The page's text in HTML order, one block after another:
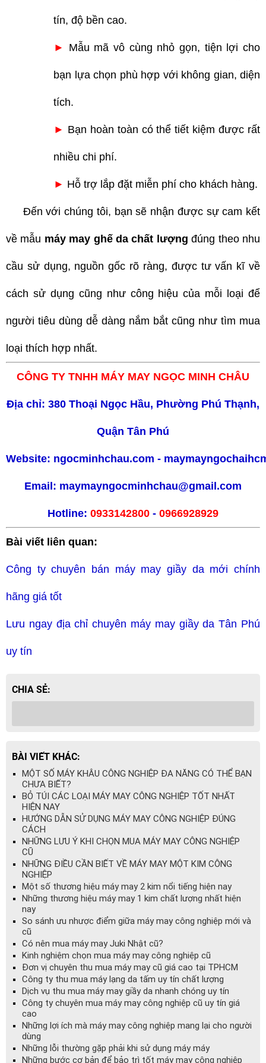
tín, độ bền cao.
► Mẫu mã vô cùng nhỏ gọn, tiện lợi cho
bạn lựa chọn phù hợp với không gian, diện
tích.
► Bạn hoàn toàn có thể tiết kiệm được rất
nhiều chi phí.
► Hỗ trợ lắp đặt miễn phí cho khách hàng.
Đến với chúng tôi, bạn sẽ nhận được sự cam kết
về mẫu máy may ghế da chất lượng đúng theo nhu
cầu sử dụng, nguồn gốc rõ ràng, được tư vấn kĩ về
cách sử dụng cũng như công hiệu của mỗi loại để
người tiêu dùng dễ dàng nắm bắt cũng như tìm mua
loại thích hợp nhất.
CÔNG TY TNHH MÁY MAY NGỌC MINH CHÂU
Địa chỉ: 380 Thoại Ngọc Hầu, Phường Phú Thạnh,
Quận Tân Phú
Website: ngocminhchau.com -
Email: maymayngocminhchau@gmail.com
Hotline: 0933142800 - 0966928929
Bài viết liên quan:
Công ty chuyên bán máy may giầy da mới chính
hãng giá tốt
Lưu ngay địa chỉ chuyên máy may giầy da Tân Phú
uy tín
CHIA SẺ:
BÀI VIẾT KHÁC:
MỘT SỐ MÁY KHÂU CÔNG NGHIỆP ĐA NĂNG CÓ THỂ BẠN
CHƯA BIẾT?
BỎ TÚI CÁC LOẠI MÁY MAY CÔNG NGHIỆP TỐT NHẤT
HIỆN NAY
HƯỚNG DẪN SỬ DỤNG MÁY MAY CÔNG NGHIỆP ĐÚNG
CÁCH
NHỮNG LƯU Ý KHI CHỌN MUA MÁY MAY CÔNG NGHIỆP
CŨ
NHỮNG ĐIỀU CẦN BIẾT VỀ MÁY MAY MỘT KIM CÔNG
NGHIỆP
Một số thương hiệu máy may 2 kim nổi tiếng hiện nay
Những thương hiệu máy may 1 kim chất lượng nhất hiện
nay
So sánh ưu nhược điểm giữa máy may công nghiệp mới và
cũ
Có nên mua máy may Juki Nhật cũ?
Kinh nghiệm chọn mua máy may công nghiệp cũ
Đơn vị chuyên thu mua máy may cũ giá cao tại TPHCM
Công ty thu mua máy lạng da tấm uy tín chất lượng
Dịch vụ thu mua máy may giầy da nhanh chóng uy tín
Công ty chuyên mua máy may công nghiệp cũ uy tín giá
cao
Những lợi ích mà máy may công nghiệp mang lại cho người
dùng
Những lỗi thường gặp phải khi sử dụng máy máy
Những bước cơ bản để bảo trì tốt máy may công nghiệp